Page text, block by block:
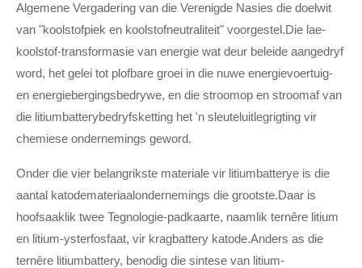
Algemene Vergadering van die Verenigde Nasies die doelwit
van "koolstofpiek en koolstofneutraliteit" voorgestel.Die lae-
koolstof-transformasie van energie wat deur beleide aangedryf
word, het gelei tot plofbare groei in die nuwe energievoertuig-
en energiebergingsbedrywe, en die stroomop en stroomaf van
die litiumbatterybedryfsketting het 'n sleuteluitlegrigting vir
chemiese ondernemings geword.
Onder die vier belangrikste materiale vir litiumbatterye is die
aantal katodemateriaalondernemings die grootste.Daar is
hoofsaaklik twee Tegnologie-padkaarte, naamlik ternêre litium
en litium-ysterfosfaat, vir kragbattery katode.Anders as die
ternêre litiumbattery, benodig die sintese van litium-